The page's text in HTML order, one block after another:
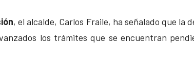
, el alcalde, Carlos Fraile, ha señalado que la
los trámites que se encuentran